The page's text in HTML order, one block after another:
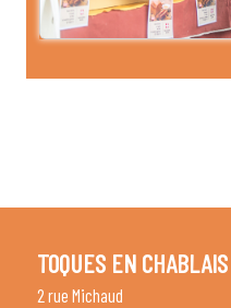
TOQUES EN CHABLAIS
2 rue Michaud